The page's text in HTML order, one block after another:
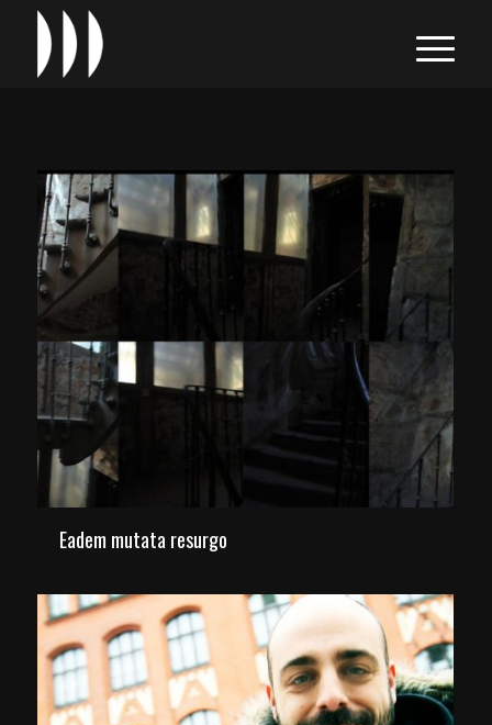
Eadem mutata resurgo